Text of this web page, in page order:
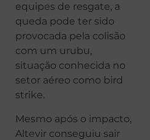
equipes de resgate, a
queda pode ter sido
provocada pela colisão
com um urubu,
situação conhecida no
setor aéreo como bird
strike.
Mesmo após o impacto,
Altevir conseguiu sair